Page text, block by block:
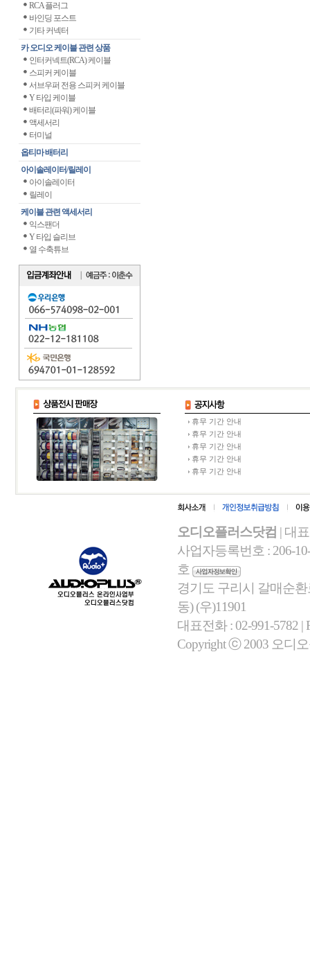
RCA 플러그
바인딩 포스트
기타 커넥터
카 오디오 케이블 관련 상품
인터커넥트(RCA) 케이블
스피커 케이블
서브우퍼 전용 스피커 케이블
Y 타입 케이블
배터리(파워) 케이블
액세서리
터미널
옵티마 배터리
아이솔레이터/릴레이
아이솔레이터
릴레이
케이블 관련 액세서리
익스팬더
Y 타입 슬리브
열 수축튜브
휴무 기간 안내
휴무 기간 안내
휴무 기간 안내
휴무 기간 안내
휴무 기간 안내
오디오플러스닷컴 | 대
사업자등록번호 : 206-
호
경기도 구리시 갈매순
동) (우)11901
대표전화 : 02-991-5782 |
Copyright ⓒ 2003 오디오